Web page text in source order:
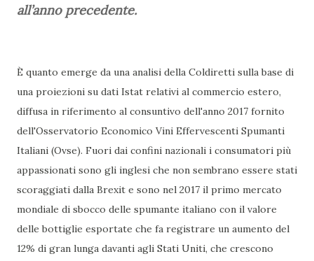
all’anno precedente.
È quanto emerge da una analisi della Coldiretti sulla base di
una proiezioni su dati Istat relativi al commercio estero,
diffusa in riferimento al consuntivo dell'anno 2017 fornito
dell'Osservatorio Economico Vini Effervescenti Spumanti
Italiani (Ovse). Fuori dai confini nazionali i consumatori più
appassionati sono gli inglesi che non sembrano essere stati
scoraggiati dalla Brexit e sono nel 2017 il primo mercato
mondiale di sbocco delle spumante italiano con il valore
delle bottiglie esportate che fa registrare un aumento del
12% di gran lunga davanti agli Stati Uniti, che crescono